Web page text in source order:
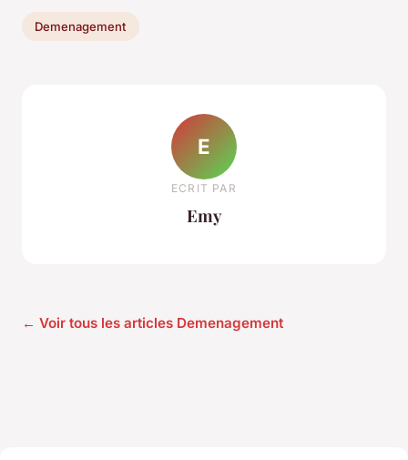
Demenagement
E
ECRIT PAR
Emy
← Voir tous les articles Demenagement